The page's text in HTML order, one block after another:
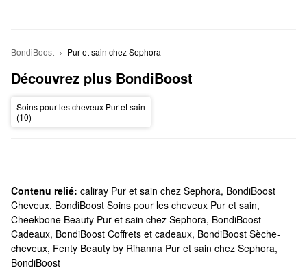
BondiBoost Pur et sain chez Sephora
Découvrez plus BondiBoost
Soins pour les cheveux Pur et sain
(10)
Contenu relié: caliray Pur et sain chez Sephora, BondiBoost
Cheveux, BondiBoost Soins pour les cheveux Pur et sain,
Cheekbone Beauty Pur et sain chez Sephora, BondiBoost
Cadeaux, BondiBoost Coffrets et cadeaux, BondiBoost Sèche-
cheveux, Fenty Beauty by Rihanna Pur et sain chez Sephora,
BondiBoost